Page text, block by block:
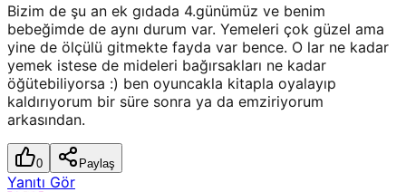
Bizim de şu an ek gıdada 4.günümüz ve benim
bebeğimde de aynı durum var. Yemeleri çok güzel ama
yine de ölçülü gitmekte fayda var bence. O lar ne kadar
yemek istese de mideleri bağırsakları ne kadar
öğütebiliyorsa :) ben oyuncakla kitapla oyalayıp
kaldırıyorum bir süre sonra ya da emziriyorum
arkasından.
0 Paylaş
Yanıtı Gör